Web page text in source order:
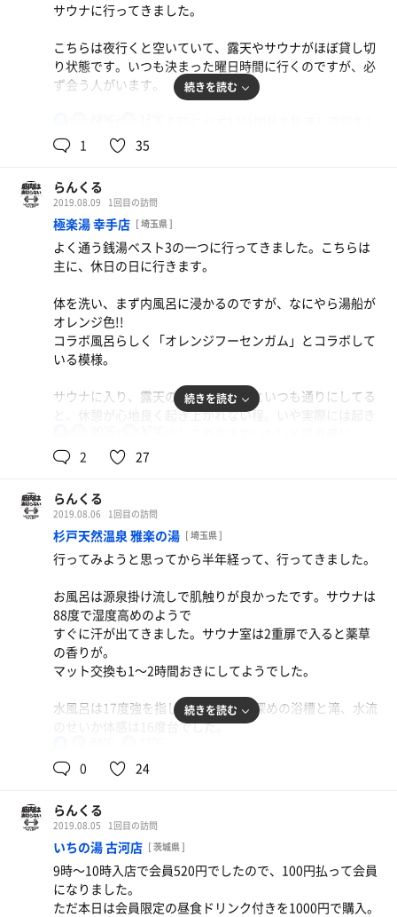
サウナに行ってきました。
こちらは夜行くと空いていて、露天やサウナがほぼ貸し切
り状態です。いつも決まった曜日時間に行くのですが、必
ず会う人がいます。
て、サウナマットではあぐら、水風呂では気持ち良さげに
鼻歌を歌っています。
いつも良く会うなぁ〜と思っているのですが、(お互いさ
まか)広いサウナで2人のみとかありますし同じサウナ愛好
家としては「よくお会いしますね」と声を掛けてみようか
なと思ったりもします。
いずれ声かけ出来ましたらまたご報告します。
館内で割引きサービスのポスターを見かけました。近くの
方は参考にまでに。
続きを読む
1 35
らんくる
2019.08.09 1回目の訪問
極楽湯 幸手店 [ 埼玉県 ]
よく通う銭湯ベスト3の一つに行ってきました。こちらは
主に、休日の日に行きます。
体を洗い、まず内風呂に浸かるのですが、なにやら湯船が
オレンジ色!!
コラボ風呂らしく「オレンジフーセンガム」とコラボして
いる模様。
サウナに入り、露天の水風呂、休憩といつも通りにしてる
と、休憩が心地良く起き上がれない程。いや実際には起き
後ろ髪ひかれる思いで3セットこなしました。とても気持
ち良かったです。
最後のシメにもう一度「オレンジフーセンガム風呂」へ、
浴室内のメロディーが
「最後に愛は勝つ」が流れてなんだかとても懐かしくなり
ました。
頭も体もスッキリして最高です。サウナだいぶハマってき
たなぁ！
続きを読む
2 27
らんくる
2019.08.06 1回目の訪問
杉戸天然温泉 雅楽の湯 [ 埼玉県 ]
行ってみようと思ってから半年経って、行ってきました。
お風呂は源泉掛け流しで肌触りが良かったです。サウナは
88度で湿度高めのようで
すぐに汗が出てきました。サウナ室は2重扉で入ると薬草
の香りが。
マット交換も1〜2時間おきにしてようでした。
水風呂は17度強を指してましたが、深めの浴槽と滝、水流
のせいか体感は16度台でした。
休憩は3セットとも畳にごろ寝で、蝉の声、風も通り、緑
の木々も見れて穏やかな気持ちになりました。
話題のサウナドラマでは「ととのった」と荘厳きらびやか
な景色が映ってましたが、
私にはいまいちわかりません。スッキリしますがサウナは
奥が深いですね。
お昼を食べ、昼寝をしたので、さて、第2ラウンド行って
続きを読む
0 24
らんくる
2019.08.05 1回目の訪問
いちの湯 古河店 [ 茨城県 ]
9時〜10時入店で会員520円でしたので、100円払って会員
になりました。
ただ本日は会員限定の昼食ドリンク付きを1000円で購入。